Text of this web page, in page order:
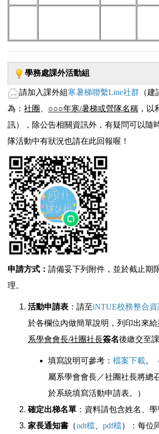
學務處課外活動組
請加入課外組寒暑梯聯繫Line社群 （
為： 社團 ○○○年寒/暑梯或營隊名稱 ，以
訊），除公告相關資訊外，有疑問可以隨
隊活動中有狀況也請在此回報喔！
申請方式： 請備妥下列附件，並於截止期
理。
活動申請表 ：請至iNTUE校務整合
於各欄位內做簡單說明，列印出來給
系學會會長/社團社長簽名後繳交至課
填寫說明可參考： 檔案下載。
屬系學會會長／社團社長將總
於系統填寫活動申請表。）
確定出梯名單 ：資料請包含姓名、學
家長通知書 （odt檔 pdf檔）：每位